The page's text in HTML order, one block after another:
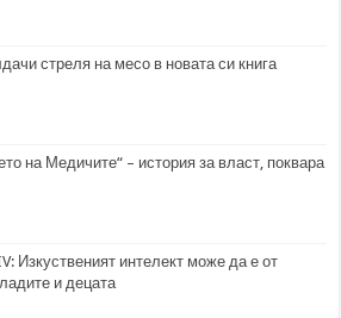
стреля на месо в новата си книга
на Медичите“ – история за власт, поквара
Изкуственият интелект може да е от
и децата